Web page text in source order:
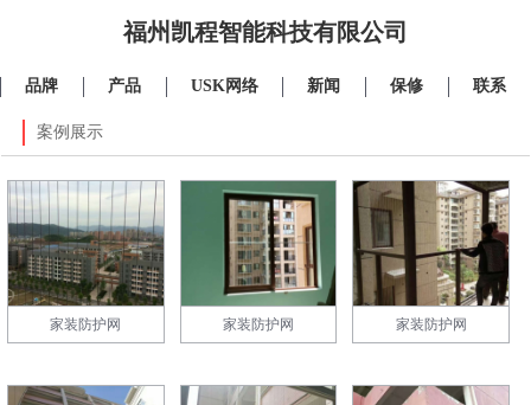
福州凯程智能科技有限公司
品牌 产品 USK网络 新闻 保修 联系
案例展示
家装防护网 家装防护网 家装防护网